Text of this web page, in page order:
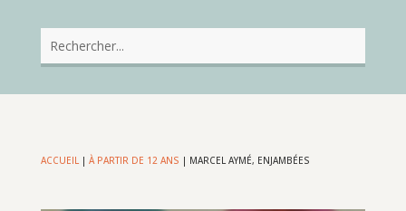
ACCUEIL| À PARTIR DE 12 ANS | MARCEL AYMÉ, ENJAMBÉES